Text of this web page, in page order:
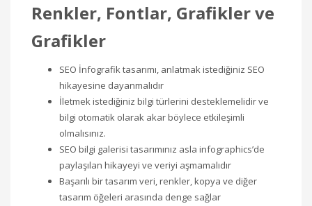
Renkler, Fontlar, Grafikler ve
Grafikler
SEO İnfografik tasarımı, anlatmak istediğiniz SEO
hikayesine dayanmalıdır
İletmek istediğiniz bilgi türlerini desteklemelidir ve
bilgi otomatik olarak akar böylece etkileşimli
olmalısınız.
SEO bilgi galerisi tasarımınız asla infographics’de
paylaşılan hikayeyi ve veriyi aşmamalıdır
Başarılı bir tasarım veri, renkler, kopya ve diğer
tasarım öğeleri arasında denge sağlar